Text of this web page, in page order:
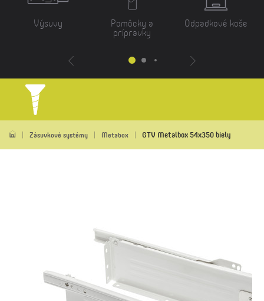
Výsuvy Pomôcky a
prípravky
Odpadkové koše
Zásuvkové systémy Metabox GTV Metalbox 54x350 biely